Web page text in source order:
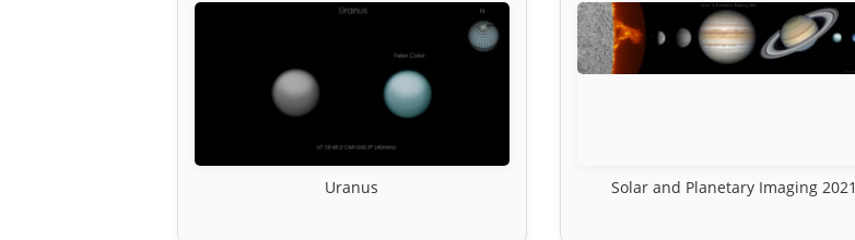
Uranus Solar and Planetary Imaging 2021